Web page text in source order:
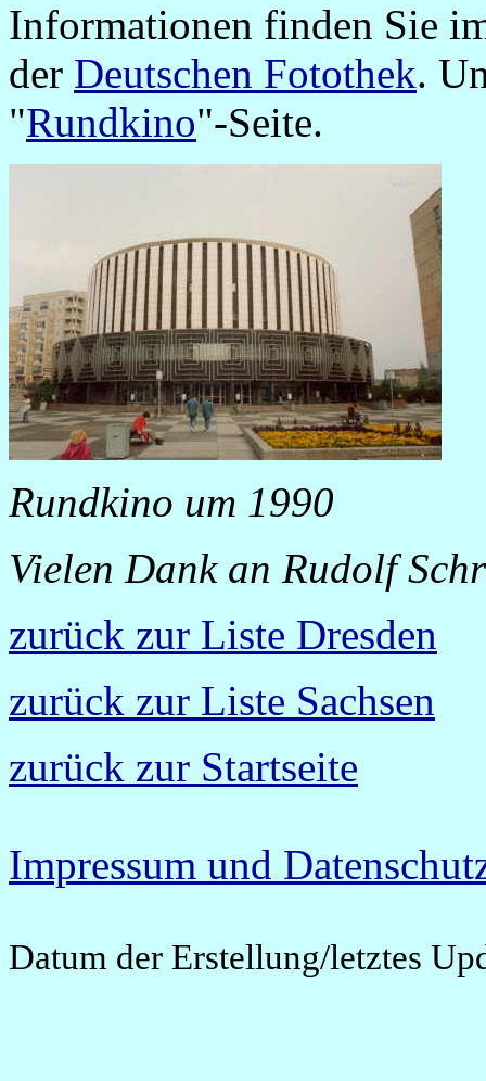
Informationen finden Sie
der Deutschen Fotothek.
"Rundkino"-Seite.
Rundkino um 1990
Vielen Dank an Rudolf
zurück zur Liste Dresden
zurück zur Liste Sachsen
zurück zur Startseite
Impressum und
Datum der Erstellung/letztes